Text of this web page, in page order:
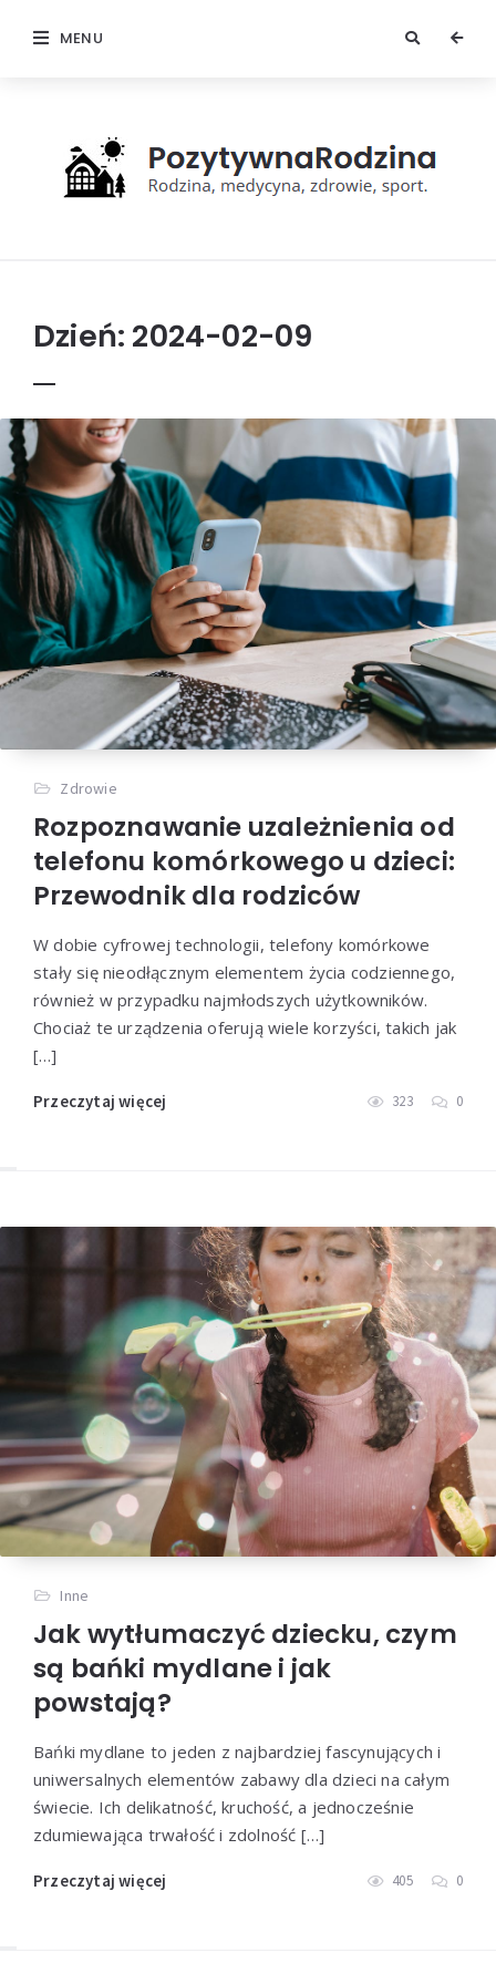
MENU
Dzień: 2024-02-09
Zdrowie
Rozpoznawanie uzależnienia od
telefonu komórkowego u dzieci:
Przewodnik dla rodziców
W dobie cyfrowej technologii, telefony komórkowe
stały się nieodłącznym elementem życia codziennego,
również w przypadku najmłodszych użytkowników.
Chociaż te urządzenia oferują wiele korzyści, takich jak
[…]
Przeczytaj więcej 323 0
Inne
Jak wytłumaczyć dziecku, czym
są bańki mydlane i jak
powstają?
Bańki mydlane to jeden z najbardziej fascynujących i
uniwersalnych elementów zabawy dla dzieci na całym
świecie. Ich delikatność, kruchość, a jednocześnie
zdumiewająca trwałość i zdolność […]
Przeczytaj więcej 405 0